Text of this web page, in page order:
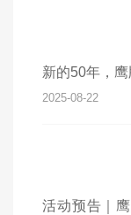
新的50年，鹰
2025-08-22
活动预告｜